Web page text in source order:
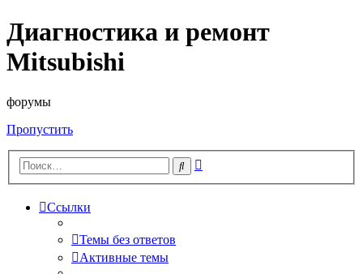
Диагностика и ремонт
Mitsubishi
форумы
Пропустить
Поиск
Ссылки
Темы без ответов
Активные темы